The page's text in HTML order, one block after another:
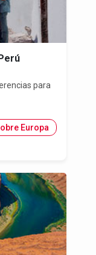
para
Europa